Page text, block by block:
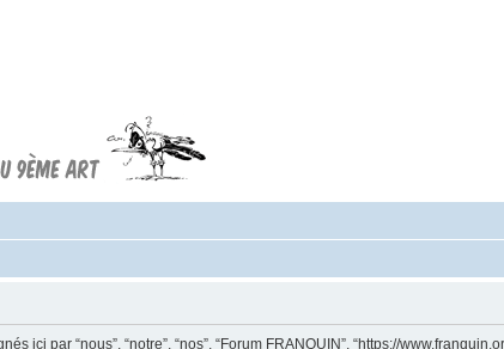
par “nous”, “notre”, “nos”, “Forum FRANQUIN”, “https://